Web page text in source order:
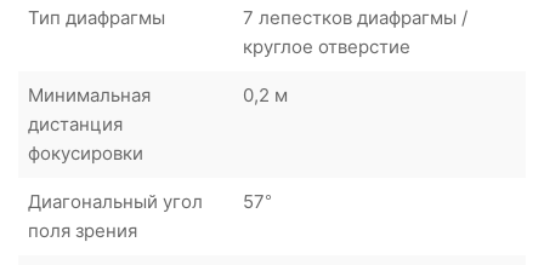
Тип диафрагмы
7 лепестков диафрагмы /
круглое отверстие
Минимальная
дистанция
фокусировки
0,2 м
Диагональный угол
поля зрения
57°